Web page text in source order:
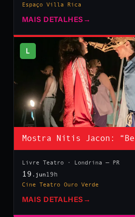
Espaço Villa Rica
MAIS DETALHES →
L
Mostra Nitis Jacon:
Livre Teatro · Londrina — PR
19 .jun 19h
Cine Teatro Ouro Verde
MAIS DETALHES →